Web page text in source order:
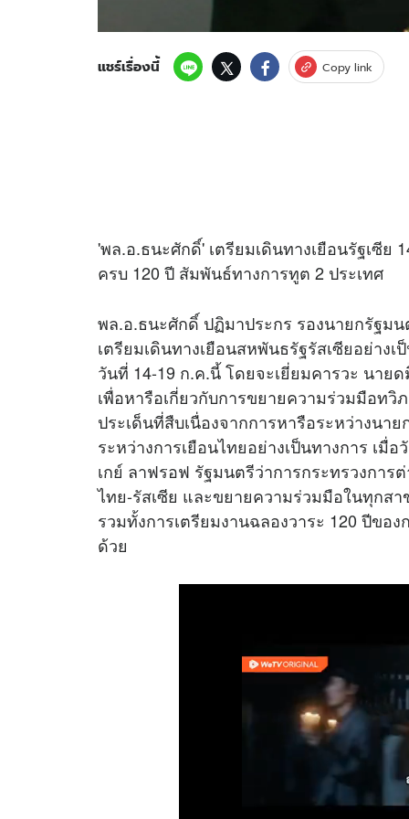
แชร์เรื่องนี้ Copy link
'พล.อ.ธนะศักดิ์' เตรียมเดินทางเยือนรัฐเซี
ครบ 120 ปี สัมพันธ์ทางการทูต 2 ประเทศ
พล.อ.ธนะศักดิ์ ปฏิมาประกร รองนายกรัฐม
เตรียมเดินทางเยือนสหพันธรัฐรัสเซียอย่าง
วันที่ 14-19 ก.ค.นี้ โดยจะเยี่ยมคารวะ นาย
เพื่อหารือเกี่ยวกับการขยายความร่วมมือทวิ
ประเด็นที่สืบเนื่องจากการหารือระหว่างน
ระหว่างการเยือนไทยอย่างเป็นทางการ เมื่
เกย์ ลาฟรอฟ รัฐมนตรีว่าการกระทรวงการ
ไทย-รัสเซีย และขยายความร่วมมือในทุก
รวมทั้งการเตรียมงานฉลองวาระ 120 ปีขอ
ด้วย